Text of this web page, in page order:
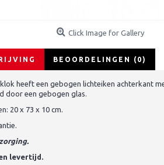
Click Image for Gallery
BEOORDELINGEN (0)
heeft een gebogen lichteiken achterkant
door een gebogen glas.
20 x 73 x 10 cm.
levertijd.